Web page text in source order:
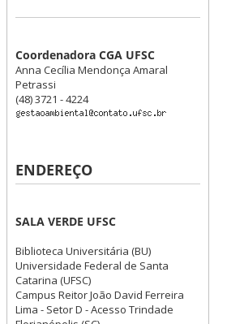
Coordenadora CGA UFSC
Anna Cecília Mendonça Amaral
Petrassi
(48) 3721 - 4224
ENDEREÇO
SALA VERDE UFSC
Biblioteca Universitária (BU)
Universidade Federal de Santa
Catarina (UFSC)
Campus Reitor João David Ferreira
Lima - Setor D - Acesso Trindade